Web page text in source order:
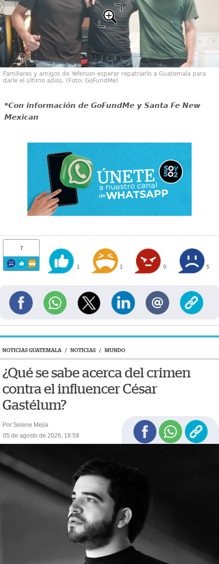
Familiares y amigos de Yeferson esperar repatriarlo a Guatemala para
darle el último adiós. (Foto: GoFundMe)
*Con información de GoFundMe y Santa Fe New
Mexican
7
1 1 0 5
NOTICIAS GUATEMALA / NOTICIAS / MUNDO
¿Qué se sabe acerca del crimen
contra el influencer César
Gastélum?
Por Selene Mejía
05 de agosto de 2026, 18:59